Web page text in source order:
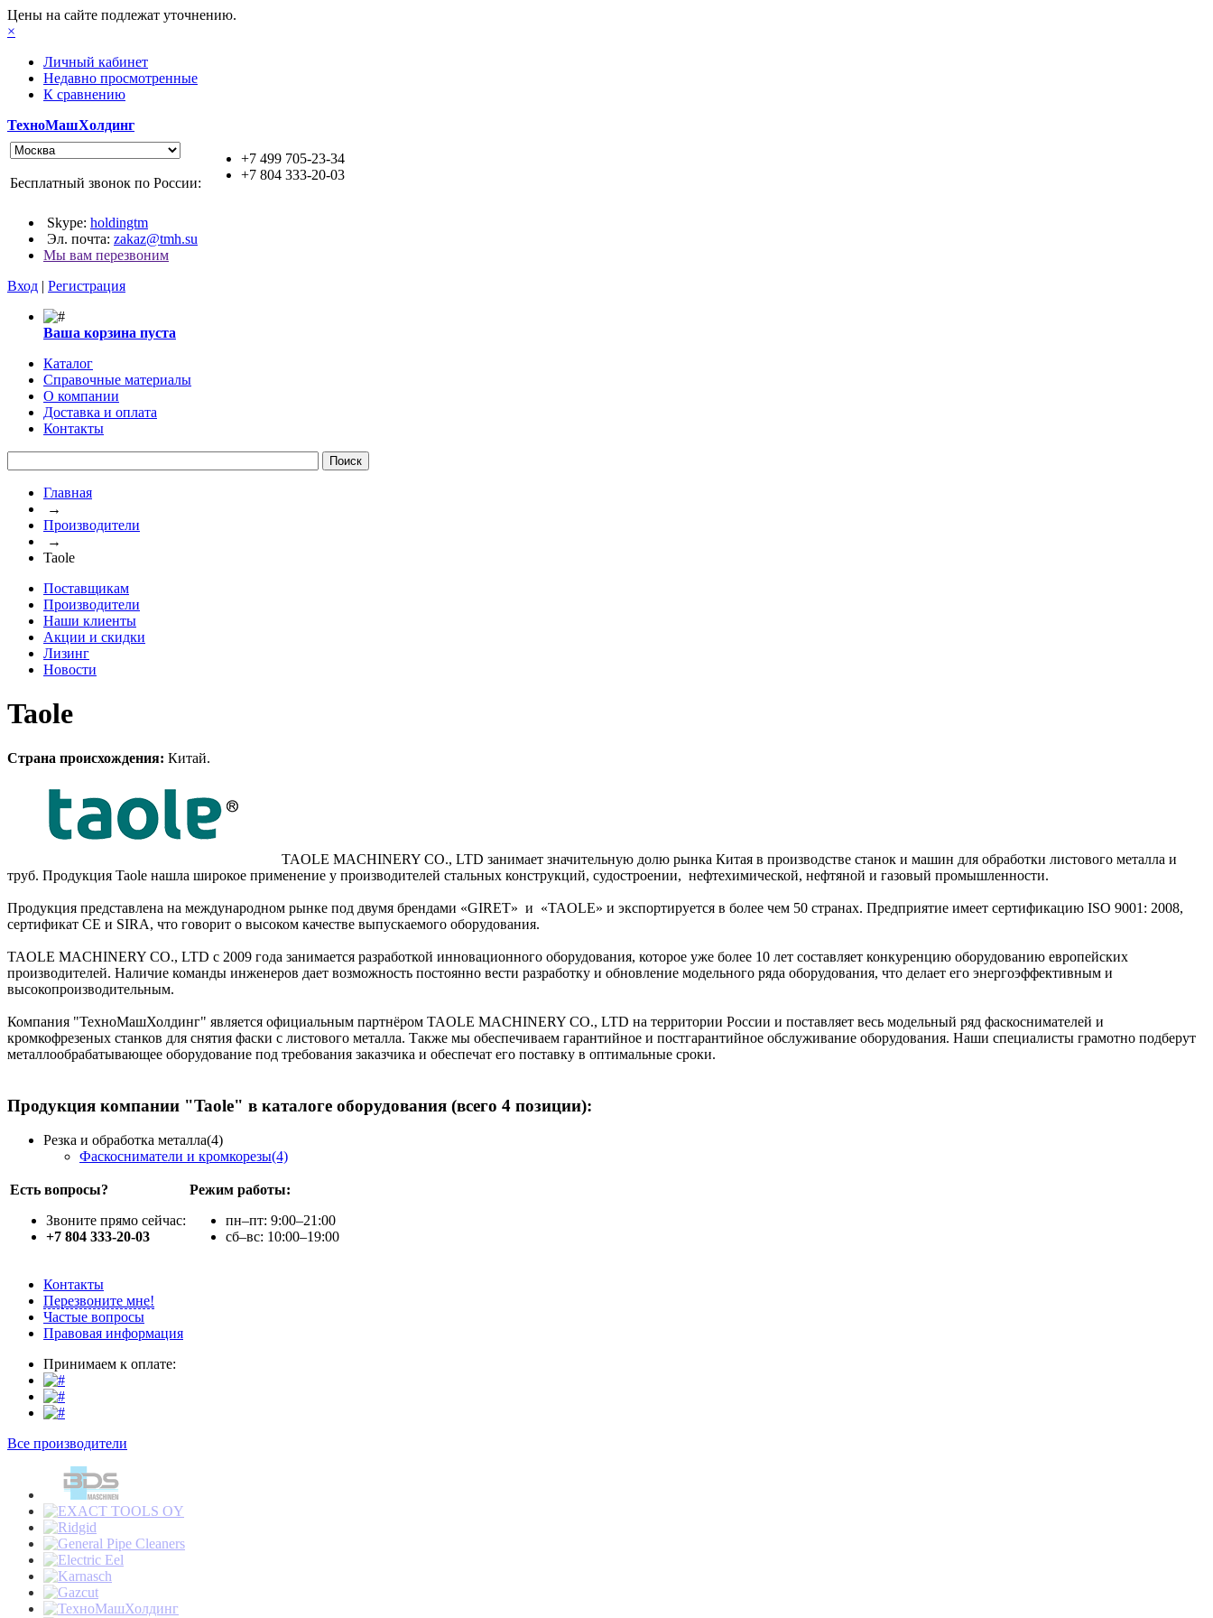
Цены на сайте подлежат уточнению.
×
Личный кабинет
Недавно просмотренные
К сравнению
ТехноМашХолдинг
+7 499 705-23-34
+7 804 333-20-03
Бесплатный звонок по России:
Skype: holdingtm
Эл. почта: zakaz@tmh.su
Мы вам перезвоним
Вход | Регистрация
Ваша корзина пуста
Каталог
Справочные материалы
О компании
Доставка и оплата
Контакты
Главная
→
Производители
→
Taole
Поставщикам
Производители
Наши клиенты
Акции и скидки
Лизинг
Новости
Taole
Страна происхождения: Китай.
TAOLE MACHINERY CO., LTD занимает значительную долю рынка Китая в производстве станок и машин для обработки листового металла и
труб. Продукция Taole нашла широкое применение у производителей стальных конструкций, судостроении, нефтехимической, нефтяной и газовый промышленности.
Продукция представлена на международном рынке под двумя брендами «GIRET» и «TAOLE» и экспортируется в более чем 50 странах. Предприятие имеет сертификацию ISO 9001: 2008,
сертификат CE и SIRA, что говорит о высоком качестве выпускаемого оборудования.
TAOLE MACHINERY CO., LTD с 2009 года занимается разработкой инновационного оборудования, которое уже более 10 лет составляет конкуренцию оборудованию европейских
производителей. Наличие команды инженеров дает возможность постоянно вести разработку и обновление модельного ряда оборудования, что делает его энергоэффективным и
высокопроизводительным.
Компания "ТехноМашХолдинг" является официальным партнёром TAOLE MACHINERY CO., LTD на территории России и поставляет весь модельный ряд фаскоснимателей и
кромкофрезеных станков для снятия фаски с листового металла. Также мы обеспечиваем гарантийное и постгарантийное обслуживание оборудования. Наши специалисты грамотно подберут
металлообрабатывающее оборудование под требования заказчика и обеспечат его поставку в оптимальные сроки.
Продукция компании "Taole" в каталоге оборудования (всего 4 позиции):
Резка и обработка металла(4)
Фаскосниматели и кромкорезы(4)
Есть вопросы?
Звоните прямо сейчас:
+7 804 333-20-03
Режим работы:
пн–пт: 9:00–21:00
сб–вс: 10:00–19:00
Контакты
Перезвоните мне!
Частые вопросы
Правовая информация
Принимаем к оплате:
Все производители